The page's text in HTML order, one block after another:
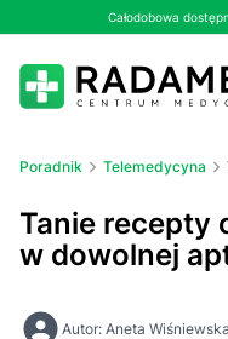
Całodobowa
Poradnik Telemedycyna
Tanie recepty
w dowolnej
Autor: Aneta Wiśniewska